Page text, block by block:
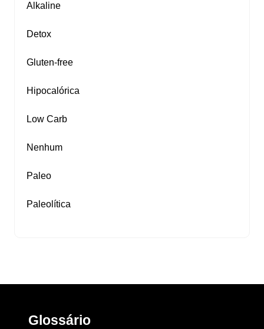
Alkaline
Detox
Gluten‑free
Hipocalórica
Low Carb
Nenhum
Paleo
Paleolítica
Glossário